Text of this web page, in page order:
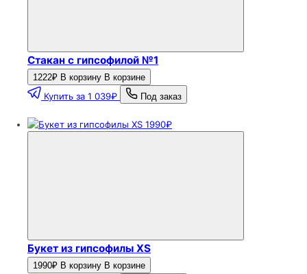
Стакан с гипсофилой №1
1222₽ В корзину В корзине
Купить за 1 039₽ Под заказ
1990₽
Букет из гипсофилы ХS
1990₽ В корзину В корзине